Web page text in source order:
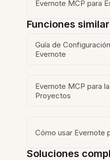
Evernote MCP para
Funciones
Guía de
Evernote
Evernote MCP para
Proyectos
Cómo usar Evernote
Soluciones